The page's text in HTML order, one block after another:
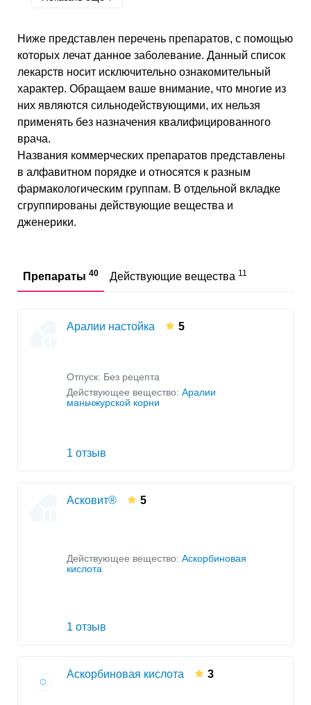
Облучение хроническое
Остеорадионекроз
Острая лучевая болезнь
Острые и хронические радиационные
поражения
Острый лучевой синдром при лучевой
Подострая и хроническая лучевая болезнь
Радиационная нейропатия
Радиационные отеки
Радиационные повреждения нервной
системы
Радиоэпителиит
Состояние после облучения
Цитопения лучевая
Цитопения обусловленная лучевой терапией
Цитопения обусловленная химиотерапией
Ниже представлен перечень препаратов, с помощью
которых лечат данное заболевание. Данный список
лекарств носит исключительно ознакомительный
характер. Обращаем ваше внимание, что многие из
них являются сильнодействующими, их нельзя
применять без назначения квалифицированного
врача.
Названия коммерческих препаратов представлены
в алфавитном порядке и относятся к разным
фармакологическим группам. В отдельной вкладке
сгруппированы действующие вещества и
дженерики.
Препараты 40 Действующие вещества 11
Аралии настойка 5
Отпуск: Без рецепта
Действующее вещество: Аралии
маньчжурской корни
1 отзыв
Асковит® 5
Действующее вещество: Аскорбиновая
кислота
1 отзыв
Аскорбиновая кислота 3